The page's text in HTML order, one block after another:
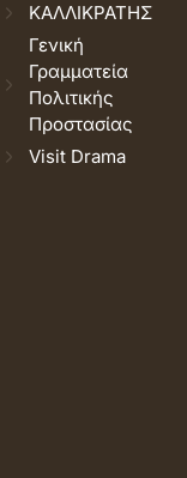
ΚΑΛΛΙΚΡΑΤΗΣ
Γενική
Γραμματεία
Πολιτικής
Προστασίας
Visit Drama